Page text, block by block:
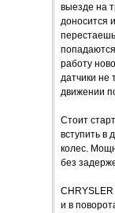
выезде на
доносится
работу
датчики не
движении
Стоит
вступить в
колес.
без
и в